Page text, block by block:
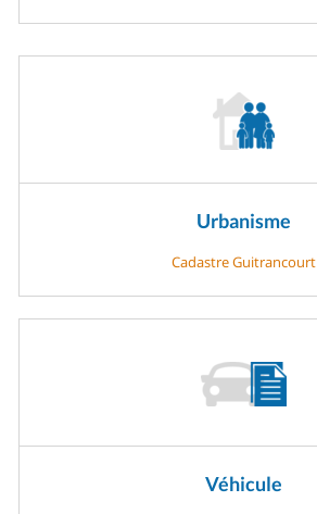
Urbanisme
Cadastre Guitrancourt
Véhicule